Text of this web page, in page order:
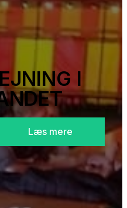
I
Læs mere